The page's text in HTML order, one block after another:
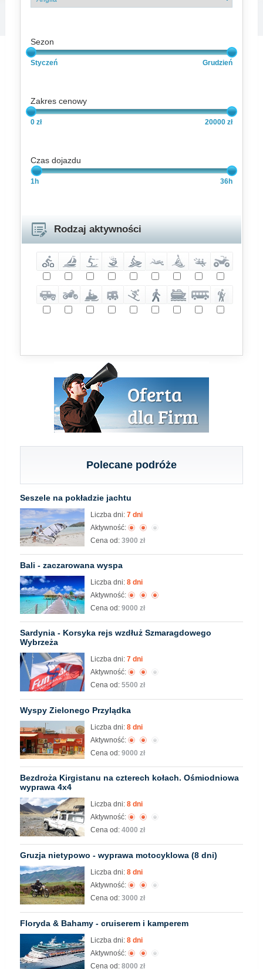
Sezon
Styczeń Grudzień
Zakres cenowy
0 zł 20000 zł
Czas dojazdu
1h 36h
Rodzaj aktywności
Polecane podróże
Seszele na pokładzie jachtu
Liczba dni: 7 dni
Aktywność:
Cena od: 3900 zł
Bali - zaczarowana wyspa
Liczba dni: 8 dni
Aktywność:
Cena od: 9000 zł
Sardynia - Korsyka rejs wzdłuż Szmaragdowego
Wybrzeża
Liczba dni: 7 dni
Aktywność:
Cena od: 5500 zł
Wyspy Zielonego Przylądka
Liczba dni: 8 dni
Aktywność:
Cena od: 9000 zł
Bezdroża Kirgistanu na czterech kołach. Ośmiodniowa
wyprawa 4x4
Liczba dni: 8 dni
Aktywność:
Cena od: 4000 zł
Gruzja nietypowo - wyprawa motocyklowa (8 dni)
Liczba dni: 8 dni
Aktywność:
Cena od: 3000 zł
Floryda & Bahamy - cruiserem i kamperem
Liczba dni: 8 dni
Aktywność:
Cena od: 8000 zł